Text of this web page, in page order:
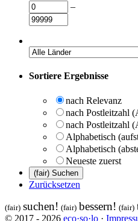
–
Sortiere Ergebnisse
nach Relevanz
nach Postleitzahl
nach Postleitzahl
Alphabetisch
Alphabetisch
Neueste zuerst
Zurücksetzen
(fair) suchen! (fair) bessern! (fair)
© 2017 - 2026 eco·so·lo ·